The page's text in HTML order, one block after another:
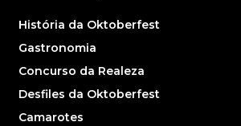
História da Oktoberfest
Gastronomia
Concurso da Realeza
Desfiles da Oktoberfest
Camarotes